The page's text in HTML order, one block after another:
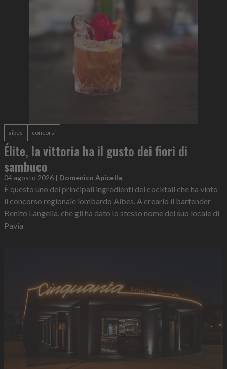
aibes concorsi
Élite, la vittoria ha il gusto dei fiori di
sambuco
04 agosto 2026 | Domenico Apicella
È questo uno dei principali ingredienti del cocktail che ha vinto
il concorso regionale lombardo Aibes. A crearlo il bartender
Benito Langella, che gli ha dato lo stesso nome del suo locale di
Pavia